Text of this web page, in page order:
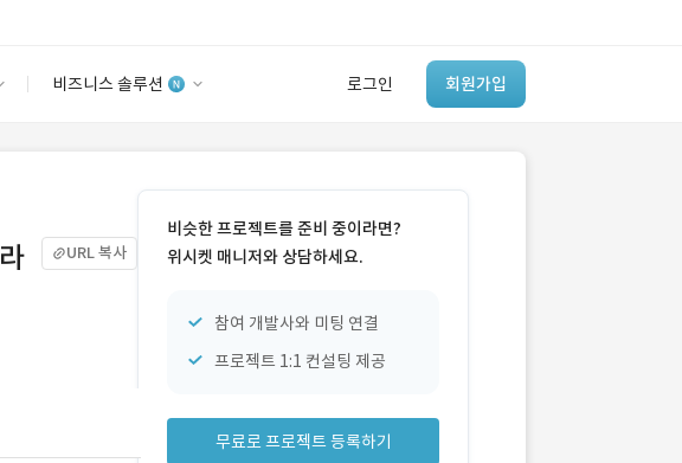
비즈니스 솔루션 로그인 회원가입
안심 코드 케어
스토어
‘이런 거’ 만들어본
개발 회사 있어?
URL 복사
비슷한 프로젝트를 준비 중이라면?
위시켓 매니저와 상담하세요.
참여 개발사와 미팅 연결
프로젝트 1:1 컨설팅 제공
무료로 프로젝트 등록하기